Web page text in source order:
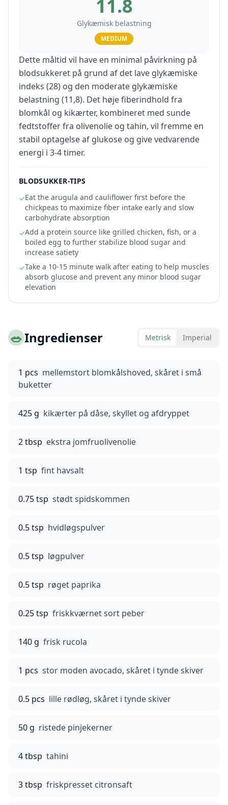
11.8
Glykæmisk belastning
MEDIUM
Dette måltid vil have en minimal påvirkning på
blodsukkeret på grund af det lave glykæmiske
indeks (28) og den moderate glykæmiske
belastning (11,8). Det høje fiberindhold fra
blomkål og kikærter, kombineret med sunde
fedtstoffer fra olivenolie og tahin, vil fremme en
stabil optagelse af glukose og give vedvarende
energi i 3-4 timer.
BLODSUKKER-TIPS
✓Eat the arugula and cauliflower first before the
chickpeas to maximize fiber intake early and slow
carbohydrate absorption
✓Add a protein source like grilled chicken, fish, or a
boiled egg to further stabilize blood sugar and
increase satiety
✓Take a 10-15 minute walk after eating to help muscles
absorb glucose and prevent any minor blood sugar
elevation
🥗Ingredienser Metrisk Imperial
1 pcs mellemstort blomkålshoved, skåret i små
buketter
425 g kikærter på dåse, skyllet og afdryppet
2 tbsp ekstra jomfruolivenolie
1 tsp fint havsalt
0.75 tsp stødt spidskommen
0.5 tsp hvidløgspulver
0.5 tsp løgpulver
0.5 tsp røget paprika
0.25 tsp friskkværnet sort peber
140 g frisk rucola
1 pcs stor moden avocado, skåret i tynde skiver
0.5 pcs lille rødløg, skåret i tynde skiver
50 g ristede pinjekerner
4 tbsp tahini
3 tbsp friskpresset citronsaft